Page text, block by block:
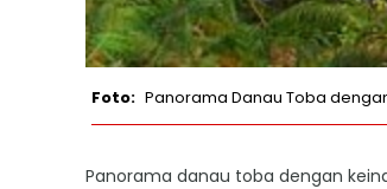
Panorama Danau Toba
Panorama danau toba dengan